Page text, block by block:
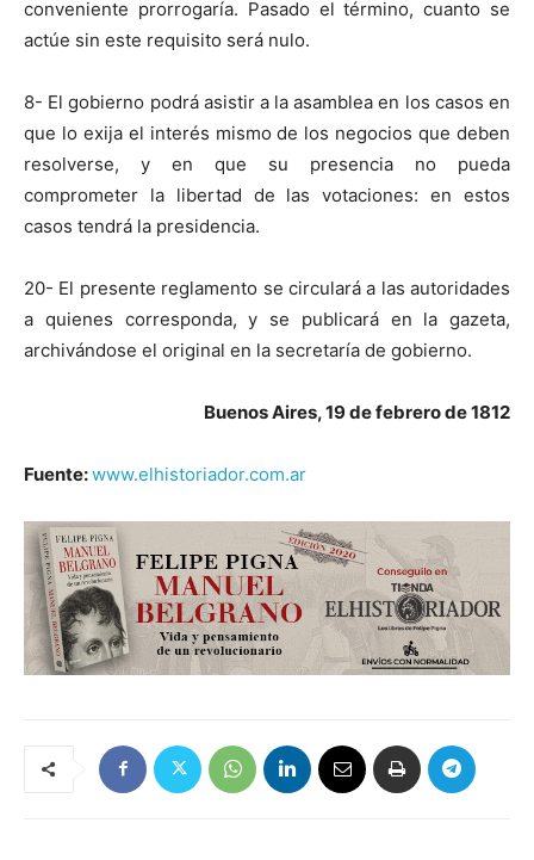
conveniente prorrogaría. Pasado el término, cuanto se
actúe sin este requisito será nulo.
8- El gobierno podrá asistir a la asamblea en los casos en
que lo exija el interés mismo de los negocios que deben
resolverse, y en que su presencia no pueda
comprometer la libertad de las votaciones: en estos
casos tendrá la presidencia.
20- El presente reglamento se circulará a las autoridades
a quienes corresponda, y se publicará en la gazeta,
archivándose el original en la secretaría de gobierno.
Buenos Aires, 19 de febrero de 1812
Fuente:www.elhistoriador.com.ar